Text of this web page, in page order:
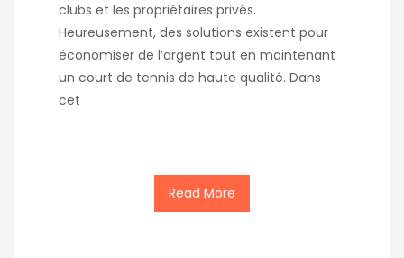
clubs et les propriétaires privés.
Heureusement, des solutions existent pour
économiser de l’argent tout en maintenant
un court de tennis de haute qualité. Dans
cet
Read More